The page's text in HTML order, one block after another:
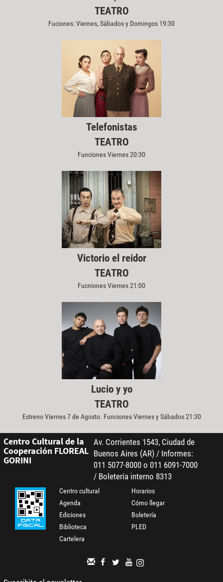
TEATRO
Fuciones: Viernes, Sábados y Domingos 19:30
Telefonistas
TEATRO
Funciones Viernes 20:30
Victorio el reidor
TEATRO
Fucniones Viernes 21:00
Lucio y yo
TEATRO
Estreno Viernes 7 de Agosto. Funciones Viernes y Sábados 21:30
Centro Cultural de la
Cooperación FLOREAL
GORINI
Av. Corrientes 1543, Ciudad de
Buenos Aires (AR) / Informes:
011 5077-8000 o 011 6091-7000
/ Boletería interno 8313
Centro cultural
Agenda
Ediciones
Biblioteca
Cartelera
Horarios
Cómo llegar
Boletería
PLED